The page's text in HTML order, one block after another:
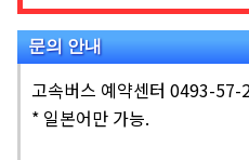
문의 안내
고속버스 예약센터 0493-
* 일본어만 가능.